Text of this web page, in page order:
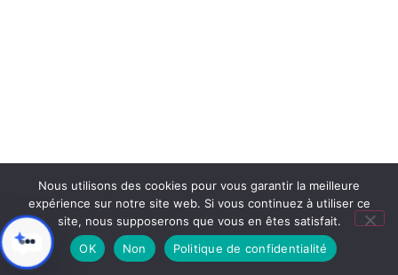
Nous utilisons des cookies pour vous garantir la meilleure
expérience sur notre site web. Si vous continuez à utiliser ce
site, nous supposerons que vous en êtes satisfait.
OK
Non Politique de confidentialité